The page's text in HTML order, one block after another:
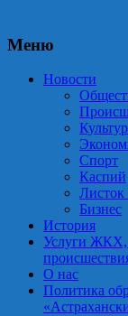
Меню
Новости
Спорт
Каспий
Листок
Бизнес
История
Услуги ЖКХ,
О нас
Политика